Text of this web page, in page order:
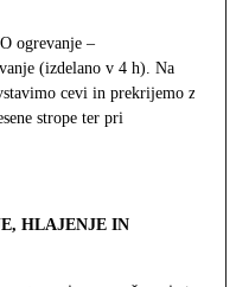
ogrevanje –
(izdelano v 4 h). Na
cevi in prekrijemo z
strope ter pri
HLAJENJE IN